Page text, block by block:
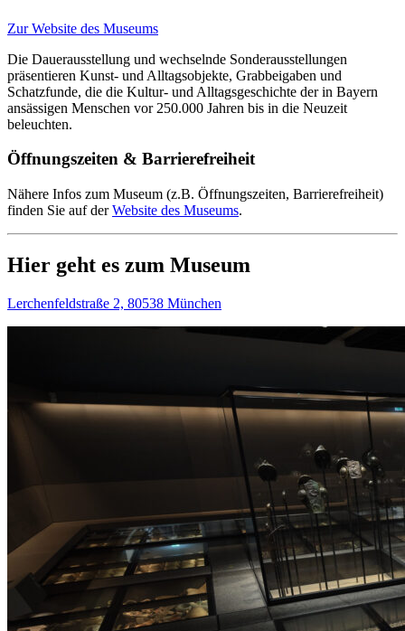
Zur Website des Museums
Die Dauerausstellung und wechselnde Sonderausstellungen
präsentieren Kunst- und Alltagsobjekte, Grabbeigaben und
Schatzfunde, die die Kultur- und Alltagsgeschichte der in Bayern
ansässigen Menschen vor 250.000 Jahren bis in die Neuzeit
beleuchten.
Öffnungszeiten & Barrierefreiheit
Nähere Infos zum Museum (z.B. Öffnungszeiten, Barrierefreiheit)
finden Sie auf derWebsite des Museums.
Hier geht es zum Museum
Lerchenfeldstraße 2, 80538 München